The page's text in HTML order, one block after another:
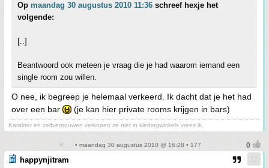
Op maandag 30 augustus 2010 11:36 schreef hexje het
volgende:
[..]
Beantwoord ook meteen je vraag die je had waarom iemand een
single room zou willen.
O nee, ik begreep je helemaal verkeerd. Ik dacht dat je het had
over een bar
(je kan hier private rooms krijgen in bars)
Karakter en zelfvertrouwen verkopen ze niet in kledingwinkels vrees ik.
• maandag 30 augustus 2010 @ 16:28 • 177
happynjitram